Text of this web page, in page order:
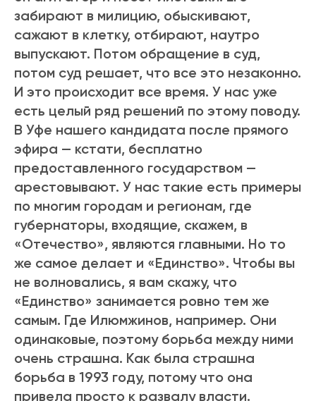
забирают в милицию, обыскивают,
сажают в клетку, отбирают, наутро
выпускают. Потом обращение в суд,
потом суд решает, что все это незаконно.
И это происходит все время. У нас уже
есть целый ряд решений по этому поводу.
В Уфе нашего кандидата после прямого
эфира — кстати, бесплатно
предоставленного государством —
арестовывают. У нас такие есть примеры
по многим городам и регионам, где
губернаторы, входящие, скажем, в
«Отечество», являются главными. Но то
же самое делает и «Единство». Чтобы вы
не волновались, я вам скажу, что
«Единство» занимается ровно тем же
самым. Где Илюмжинов, например. Они
одинаковые, поэтому борьба между ними
очень страшна. Как была страшна
борьба в 1993 году, потому что она
привела просто к развалу власти.